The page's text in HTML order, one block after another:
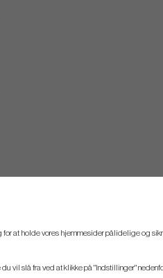
at holde vores hjemmesider pålidelige og
vil slå fra ved at klikke på "Indstillinger"